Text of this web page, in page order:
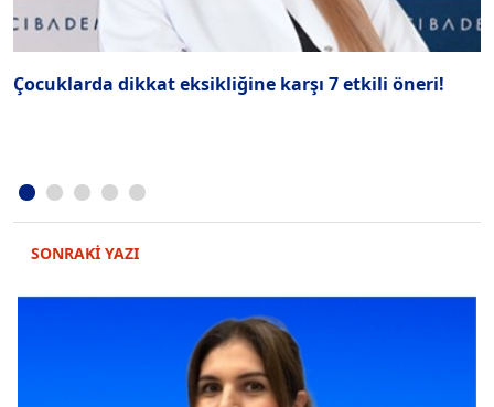
Çocuklarda dikkat eksikliğine karşı 7 etkili öneri!
SONRAKİ YAZI